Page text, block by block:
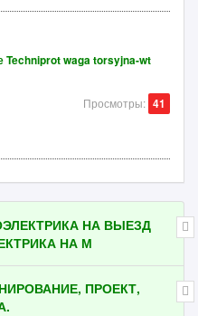
waga torsyjna-wt
Просмотры: 41
НА ВЫЕЗД
НА М
ПРОЕКТ,